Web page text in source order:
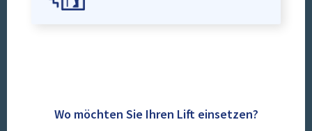
Wo möchten Sie Ihren Lift einsetzen?